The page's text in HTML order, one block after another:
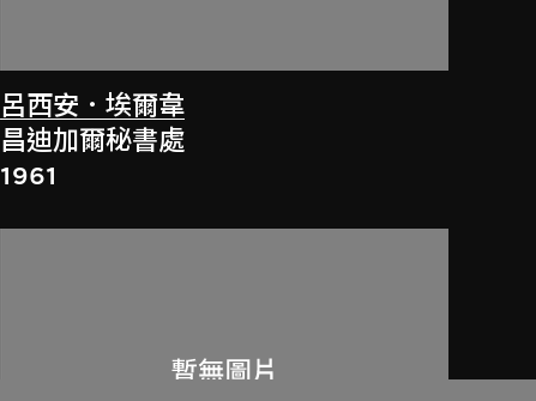
呂西安．埃爾韋
昌迪加爾秘書處
1961